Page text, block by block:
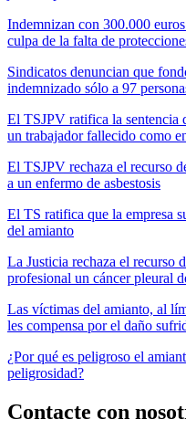
Indemnizan con 300.000
culpa de la falta de
Sindicatos denuncian que
indemnizado sólo a 97
El TSJPV ratifica la sentencia
un trabajador fallecido como
El TSJPV rechaza el recurso
a un enfermo de asbestosis
El TS ratifica que la empresa
del amianto
La Justicia rechaza el
profesional un cáncer pleural
Las víctimas del amianto, al
les compensa por el daño
¿Por qué es peligroso el
peligrosidad?
Contacte con